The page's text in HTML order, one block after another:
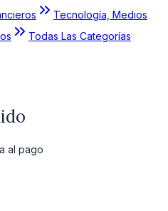
Tecnología, Medios
Todas Las Categorías
al pago